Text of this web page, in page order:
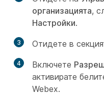
организацията,
Настройки.
3 Отидете в
4 Включете
активирате
Webex.